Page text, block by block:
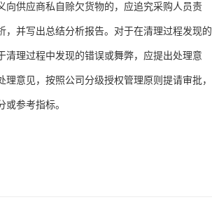
向供应商私自赊欠货物的，应追究采购人员责
并写出总结分析报告。对于在清理过程发现的
理过程中发现的错误或舞弊，应提出处理意
意见，按照公司分级授权管理原则提请审批，
参考指标。